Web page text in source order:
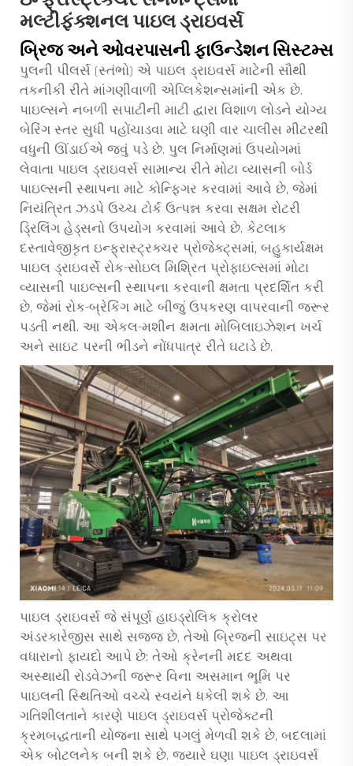
મલ્ટીફંક્શનલ પાઇલ ડ્રાઇવર્સ
બ્રિજ અને ઓવરપાસની ફાઉન્ડેશન સિસ્ટમ્સ
પુલની પીલર્સ (સ્તંભો) એ પાઇલ ડ્રાઇવર્સ માટેની સૌથી
તકનીકી રીતે માંગણીવાળી એપ્લિકેશન્સમાંની એક છે.
પાઇલ્સને નબળી સપાટીની માટી દ્વારા વિશાળ લોડને યોગ્ય
બેરિંગ સ્તર સુધી પહોંચાડવા માટે ઘણી વાર ચાલીસ મીટરથી
વધુની ઊંડાઈએ જવું પડે છે. પુલ નિર્માણમાં ઉપયોગમાં
લેવાતા પાઇલ ડ્રાઇવર્સ સામાન્ય રીતે મોટા વ્યાસની બોર્ડ
પાઇલ્સની સ્થાપના માટે કોન્ફિગર કરવામાં આવે છે, જેમાં
નિયંત્રિત ઝડપે ઉચ્ચ ટોર્ક ઉત્પન્ન કરવા સક્ષમ રોટરી
ડ્રિલિંગ હેડ્સનો ઉપયોગ કરવામાં આવે છે. કેટલાક
દસ્તાવેજીકૃત ઇન્ફ્રાસ્ટ્રક્ચર પ્રોજેક્ટ્સમાં, બહુકાર્યક્ષમ
પાઇલ ડ્રાઇવર્સે રોક-સોઇલ મિશ્રિત પ્રોફાઇલ્સમાં મોટા
વ્યાસની પાઇલ્સની સ્થાપના કરવાની ક્ષમતા પ્રદર્શિત કરી
છે, જેમાં રોક-બ્રેકિંગ માટે બીજું ઉપકરણ વાપરવાની જરૂર
પડતી નથી. આ એકલ-મશીન ક્ષમતા મોબિલાઇઝેશન ખર્ચ
અને સાઇટ પરની ભીડને નોંધપાત્ર રીતે ઘટાડે છે.
પાઇલ ડ્રાઇવર્સ જે સંપૂર્ણ હાઇડ્રોલિક ક્રોલર
અંડરકારેજીસ સાથે સજ્જ છે, તેઓ બ્રિજની સાઇટ્સ પર
વધારાનો ફાયદો આપે છે: તેઓ ક્રેનની મદદ અથવા
અસ્થાયી રોડવેઝની જરૂર વિના અસમાન ભૂમિ પર
પાઇલની સ્થિતિઓ વચ્ચે સ્વયંને ધકેલી શકે છે. આ
ગતિશીલતાને કારણે પાઇલ ડ્રાઇવર્સ પ્રોજેક્ટની
ક્રમબદ્ધતાની યોજના સાથે પગલું મેળવી શકે છે, બદલામાં
એક બોટલનેક બની શકે છે. જ્યારે ઘણા પાઇલ ડ્રાઇવર્સ